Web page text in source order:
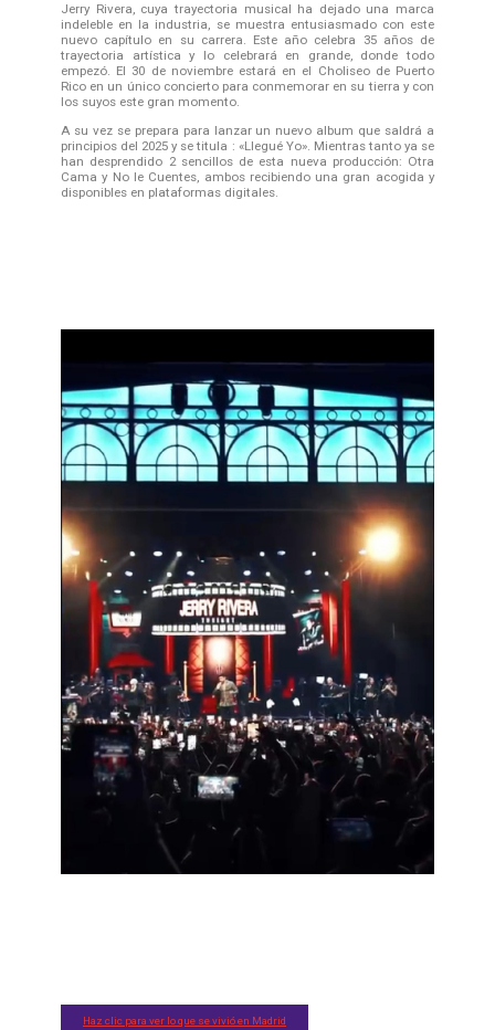
Jerry Rivera, cuya trayectoria musical ha dejado una marca
indeleble en la industria, se muestra entusiasmado con este
nuevo capítulo en su carrera. Este año celebra 35 años de
trayectoria artística y lo celebrará en grande, donde todo
empezó. El 30 de noviembre estará en el Choliseo de Puerto
Rico en un único concierto para conmemorar en su tierra y con
los suyos este gran momento.
A su vez se prepara para lanzar un nuevo album que saldrá a
principios del 2025 y se titula : «Llegué Yo». Mientras tanto ya se
han desprendido 2 sencillos de esta nueva producción: Otra
Cama y No le Cuentes, ambos recibiendo una gran acogida y
disponibles en plataformas digitales.
Haz clic para ver lo que se vivió en Madrid